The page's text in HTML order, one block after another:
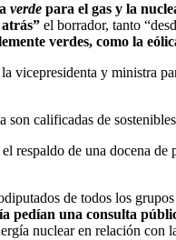
verde para el gas y la
el borrador, tanto
verdes, como la
vicepresidenta y ministra
son calificadas de
respaldo de una docena de
de todos los grupos
pedían una consulta
nuclear en relación con